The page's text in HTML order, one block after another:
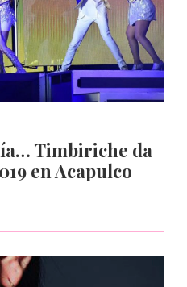
Timbiriche da
en Acapulco